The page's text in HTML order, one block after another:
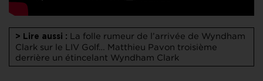
> Lire aussi :
La folle rumeur de l’arrivée de Wyndham
Clark sur le LIV Golf…
Matthieu Pavon troisième
derrière un étincelant Wyndham Clark